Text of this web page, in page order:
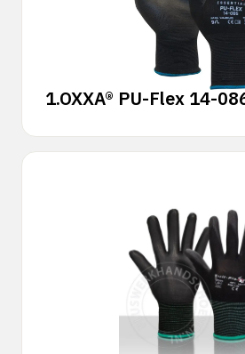
1.OXXA® PU-Flex 14-